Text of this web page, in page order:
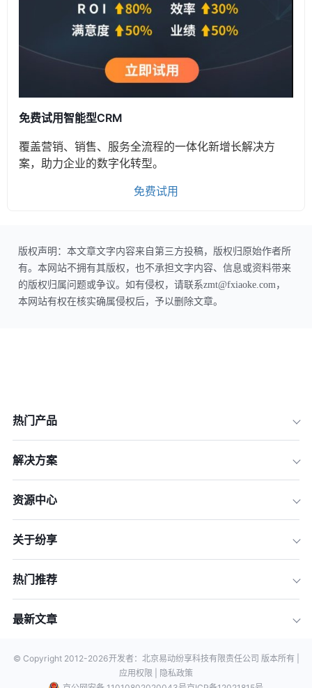
免费试用智能型CRM
覆盖营销、销售、服务全流程的一体化新增长解决方
案，助力企业的数字化转型。
免费试用
版权声明：本文章文字内容来自第三方投稿，版权归原始作者所
有。本网站不拥有其版权，也不承担文字内容、信息或资料带来
的版权归属问题或争议。如有侵权，请联系zmt@fxiaoke.com，
本网站有权在核实确属侵权后，予以删除文章。
热门产品
解决方案
资源中心
关于纷享
热门推荐
最新文章
© Copyright 2012-2026开发者：北京易动纷享科技有限责任公司 版本所有 |
应用权限 |
隐私政策